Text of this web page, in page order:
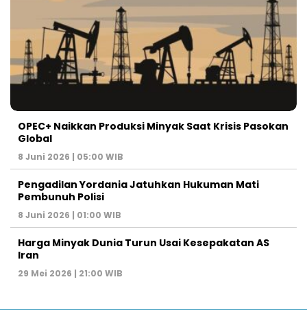
OPEC+ Naikkan Produksi Minyak Saat Krisis Pasokan
Global
8 Juni 2026 | 05:00 WIB
Pengadilan Yordania Jatuhkan Hukuman Mati
Pembunuh Polisi
8 Juni 2026 | 01:00 WIB
Harga Minyak Dunia Turun Usai Kesepakatan AS
Iran
29 Mei 2026 | 21:00 WIB